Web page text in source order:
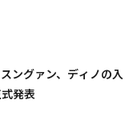
ングァン、ディノの入
発表